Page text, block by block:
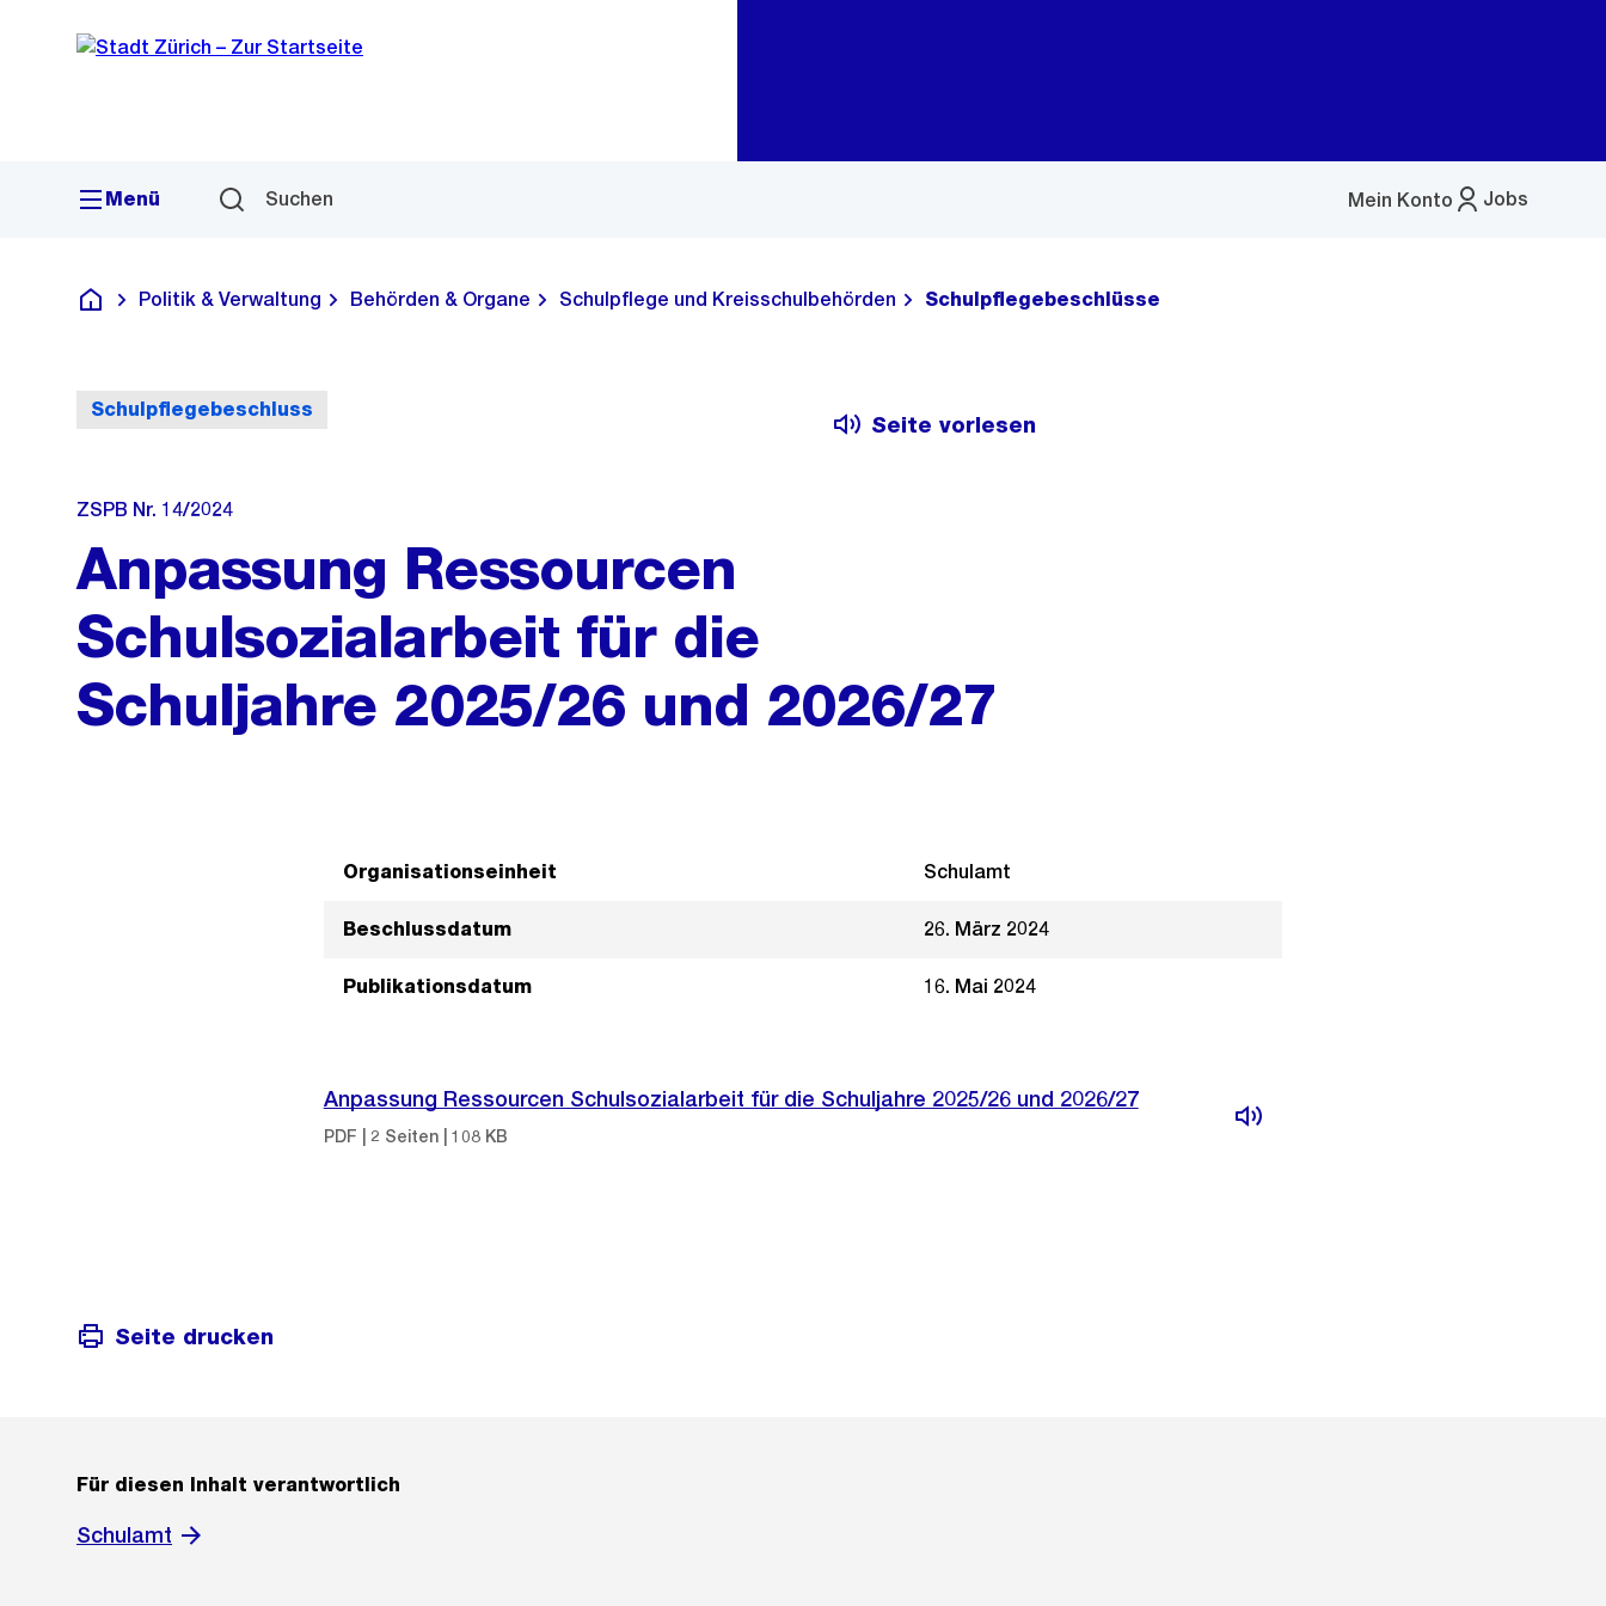
Navigation
Sprunglink
Menü Suchen Jobs
Mein Konto
Menü
Deutsch
Politik & Verwaltung Behörden & Organe Schulpflege und Kreisschulbehörden Schulpflegebeschlüsse
Schulpflegebeschluss
Seite vorlesen
ZSPB Nr. 14/2024
Anpassung Ressourcen
Schulsozialarbeit für die
Schuljahre 2025/26 und 2026/27
Organisationseinheit Schulamt
Beschlussdatum 26. März 2024
Publikationsdatum 16. Mai 2024
Anpassung Ressourcen Schulsozialarbeit für die Schuljahre 2025/26 und 2026/27
PDF | 2 Seiten | 108 KB
Seite drucken
Für diesen Inhalt verantwortlich
Schulamt